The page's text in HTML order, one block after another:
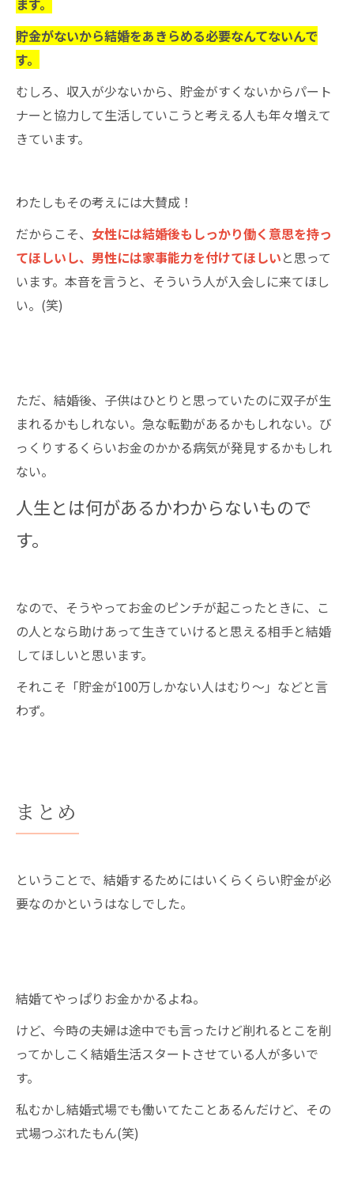
貯金がないから結婚をあきらめる必要なんてないんで
す。
むしろ、収入が少ないから、貯金がすくないからパート
ナーと協力して生活していこうと考える人も年々増えて
きています。
わたしもその考えには大賛成！
だからこそ、 女性には結婚後もしっかり働く意思を持っ
てほしいし、男性には家事能力を付けてほしいと思って
います。本音を言うと、そういう人が入会しに来てほし
い。(笑)
ただ、結婚後、子供はひとりと思っていたのに双子が生
まれるかもしれない。急な転勤があるかもしれない。び
っくりするくらいお金のかかる病気が発見するかもしれ
ない。
人生とは何があるかわからないもので
す。
なので、そうやってお金のピンチが起こったときに、こ
の人となら助けあって生きていけると思える相手と結婚
してほしいと思います。
それこそ「貯金が100万しかない人はむり～」などと言
わず。
まとめ
ということで、結婚するためにはいくらくらい貯金が必
要なのかというはなしでした。
結婚てやっぱりお金かかるよね。
けど、今時の夫婦は途中でも言ったけど削れるとこを削
ってかしこく結婚生活スタートさせている人が多いで
す。
私むかし結婚式場でも働いてたことあるんだけど、その
式場つぶれたもん(笑)